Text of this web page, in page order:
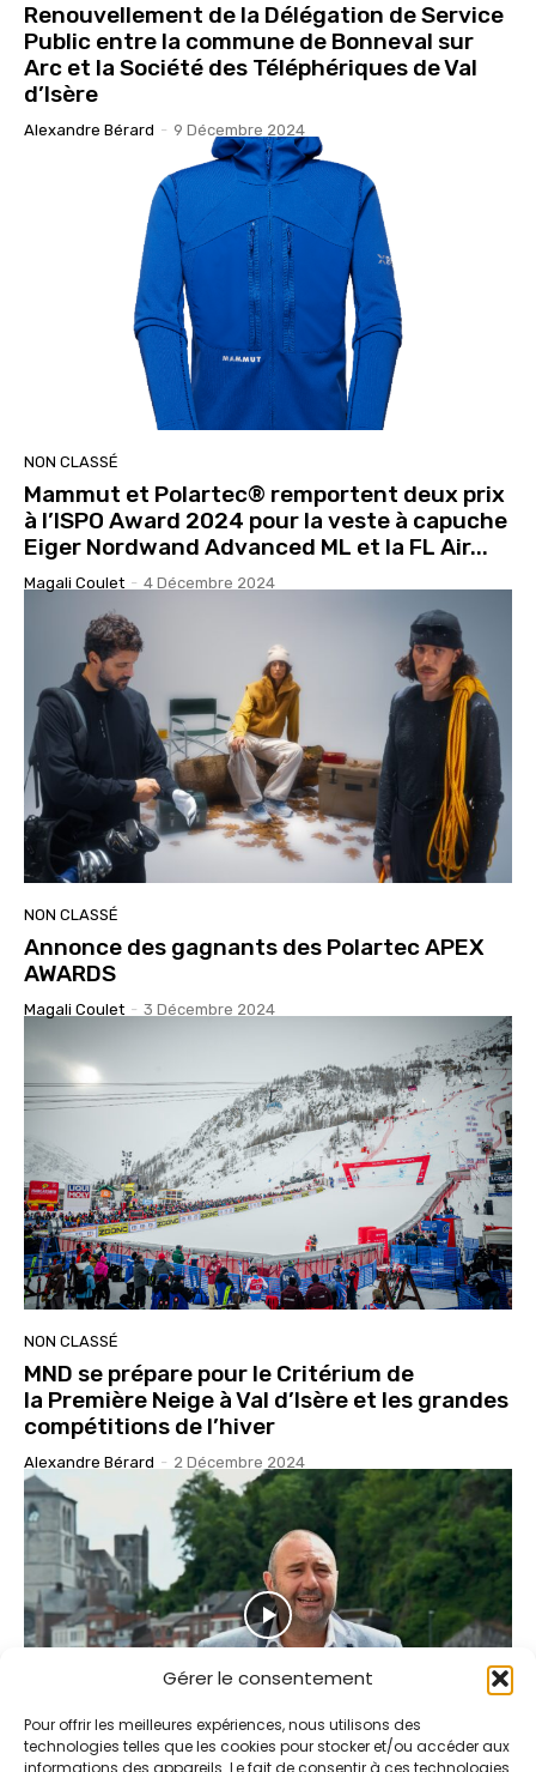
Gérer le consentement
Pour offrir les meilleures expériences, nous utilisons des
technologies telles que les cookies pour stocker et/ou accéder aux
informations des appareils. Le fait de consentir à ces technologies
Renouvellement de la Délégation de Service
Public entre la commune de Bonneval sur
Arc et la Société des Téléphériques de Val
d’Isère
Alexandre Bérard - 9 Décembre 2024
NON CLASSÉ
Mammut et Polartec® remportent deux prix
à l’ISPO Award 2024 pour la veste à capuche
Eiger Nordwand Advanced ML et la FL Air...
Magali Coulet - 4 Décembre 2024
NON CLASSÉ
Annonce des gagnants des Polartec APEX
AWARDS
Magali Coulet - 3 Décembre 2024
NON CLASSÉ
MND se prépare pour le Critérium de
la Première Neige à Val d’Isère et les grandes
compétitions de l’hiver
Alexandre Bérard - 2 Décembre 2024